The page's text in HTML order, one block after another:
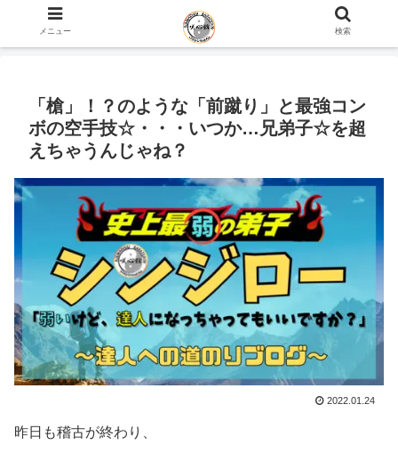
ホーム 史上最弱の弟子のブログ
「槍」！？のような「前蹴り」と最強コン
ボの空手技☆・・・いつか…兄弟子☆を超
えちゃうんじゃね？
2022.01.24
昨日も稽古が終わり、
メニュー 検索